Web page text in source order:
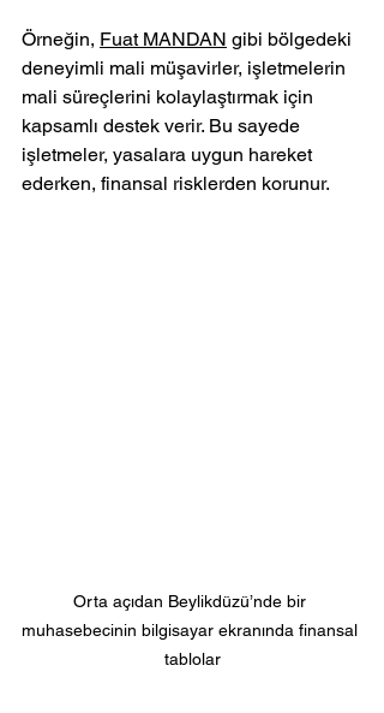
Örneğin, Fuat MANDAN gibi bölgedeki
deneyimli mali müşavirler, işletmelerin
mali süreçlerini kolaylaştırmak için
kapsamlı destek verir. Bu sayede
işletmeler, yasalara uygun hareket
ederken, finansal risklerden korunur.
Orta açıdan Beylikdüzü’nde bir
muhasebecinin bilgisayar ekranında finansal
tablolar